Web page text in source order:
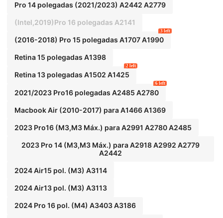
Pro 14 polegadas (2021/2023) A2442 A2779
(Intel,2019)Pro 16 polegadas A2141
(2016-2018) Pro 15 polegadas A1707 A1990
3 left
Retina 15 polegadas A1398
Retina 13 polegadas A1502 A1425
2 left
2021/2023 Pro16 polegadas A2485 A2780
6 left
Macbook Air (2010-2017) para A1466 A1369
2023 Pro16 (M3,M3 Máx.) para A2991 A2780 A2485
2023 Pro 14 (M3,M3 Máx.) para A2918 A2992 A2779
A2442
2024 Air15 pol. (M3) A3114
2024 Air13 pol. (M3) A3113
2024 Pro 16 pol. (M4) A3403 A3186